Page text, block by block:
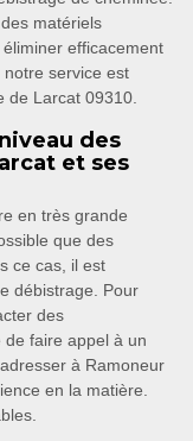
matériels
efficacement
service est
de Larcat 09310.
des
et ses
en très grande
que des
ce cas, il est
débistrage. Pour
des
de faire appel à un
à Ramoneur
en la matière.